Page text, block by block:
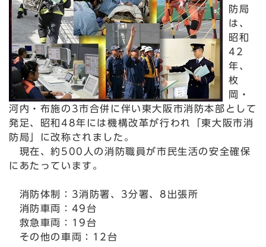
防局
は、
昭和
42
年、
枚
岡・
河内・布施の3市合併に伴い東大阪市消防本部として
発足、昭和48年には機構改革が行われ「東大阪市消
防局」に改称されました。
現在、約500人の消防職員が市民生活の安全確保
にあたっています。
消防体制：3消防署、3分署、8出張所
消防車両：49台
救急車両：19台
その他の車両：12台